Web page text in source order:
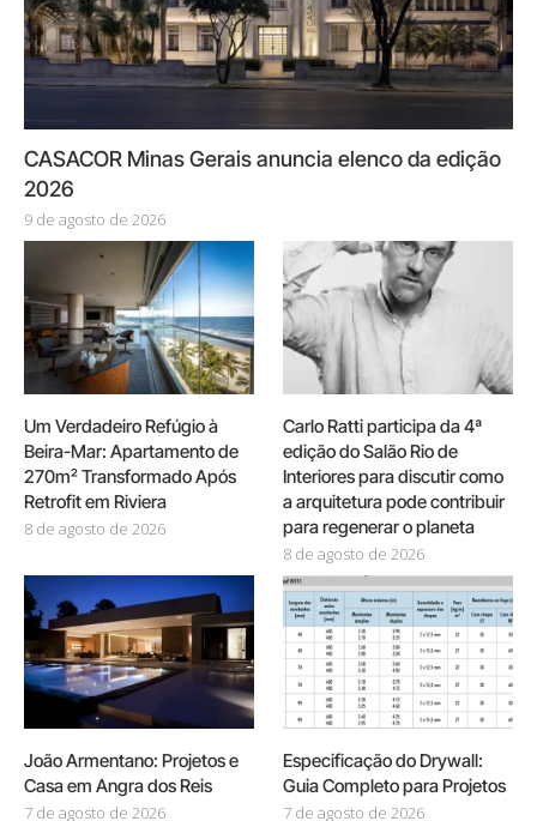
CASACOR Minas Gerais anuncia elenco da edição
2026
9 de agosto de 2026
Um Verdadeiro Refúgio à
Beira-Mar: Apartamento de
270m² Transformado Após
Retrofit em Riviera
8 de agosto de 2026
Carlo Ratti participa da 4ª
edição do Salão Rio de
Interiores para discutir como
a arquitetura pode contribuir
para regenerar o planeta
8 de agosto de 2026
João Armentano: Projetos e
Casa em Angra dos Reis
7 de agosto de 2026
Especificação do Drywall:
Guia Completo para Projetos
7 de agosto de 2026